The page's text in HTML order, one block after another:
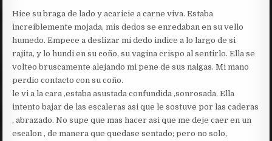
Hice su braga de lado y acaricie a carne viva. Estaba
increiblemente mojada, mis dedos se enredaban en su vello
humedo. Empece a deslizar mi dedo indice a lo largo de si
rajita, y lo hundi en su coño, su vagina crispo al sentirlo. Ella se
volteo bruscamente alejando mi pene de sus nalgas. Mi mano
perdio contacto con su coño.
le vi a la cara ,estaba asustada confundida ,sonrosada. Ella
intento bajar de las escaleras asi que le sostuve por las caderas
, abrazado. No supe que mas hacer asi que me deje caer en un
escalon , de manera que quedase sentado; pero no solo,